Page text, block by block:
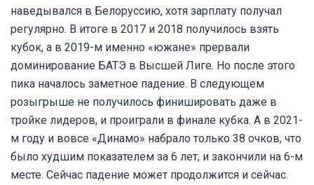
наведывался в Белоруссию, хотя зарплату получал
регулярно. В итоге в 2017 и 2018 получилось взять
кубок, а в 2019-м именно «южане» прервали
доминирование БАТЭ в Высшей Лиге. Но после этого
пика началось заметное падение. В следующем
розыгрыше не получилось финишировать даже в
тройке лидеров, и проиграли в финале кубка. А в 2021-
м году и вовсе «Динамо» набрало только 38 очков, что
было худшим показателем за 6 лет, и закончили на 6-м
месте. Сейчас падение может продолжится и сейчас.